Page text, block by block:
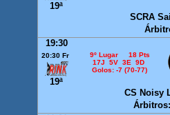
19ª
SCRA
19:30
20:30 Fr
19ª
9º Lugar 18 Pts
17J 5V 3E 9D
Golos: -7 (70-77)
CS Noisy